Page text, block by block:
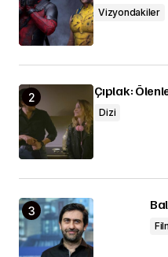
Vizyondakiler
Çıplak:
Dizi